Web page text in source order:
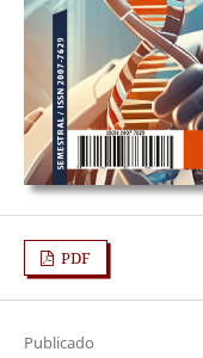
PDF
Publicado